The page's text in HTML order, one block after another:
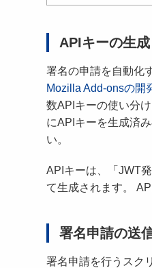
APIキーの生成
署名の申請を自動化
Mozilla Add-onsの開
数APIキーの使い分
にAPIキーを生成済
い。
APIキーは、「JWT
て生成されます。
署名申請の送
署名申請を行うスク